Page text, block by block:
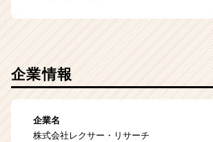
企業情報
企業名
株式会社レクサー・リサーチ